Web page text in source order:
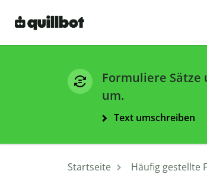
Formuliere Sätze
um.
Text umschreiben
Startseite Häufig gestellte